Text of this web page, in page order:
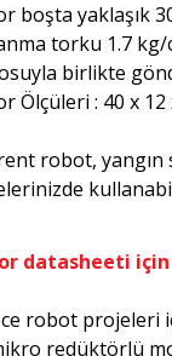
boşta yaklaşık
torku 1.7 kg/
birlikte
Ölçüleri : 40 x 12
robot,
datasheeti için
robot projeleri
redüktörlü